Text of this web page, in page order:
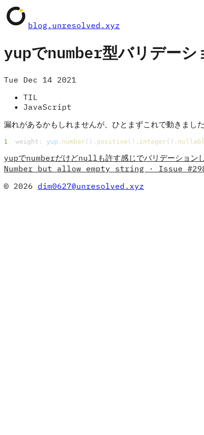
blog.unresolved.xyz
yupでnumber型バリデーシ
Tue Dec 14 2021
TIL
JavaScript
漏れがあるかもしれませんが、ひとまずこれで動きました
  weight
: yup . number (). positive (). integer ().
yupでnumberだけどnullも許す感じでバリデーション
Number but allow empty string · Issue
© 2026 dim0627@unresolved.xyz